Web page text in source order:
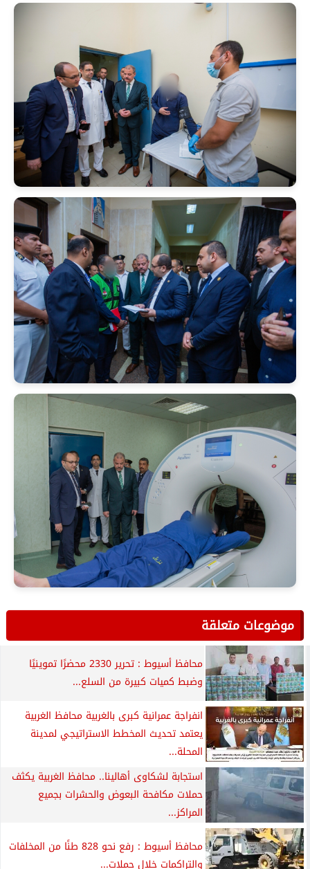
موضوعات متعلقة
محافظ أسيوط : تحرير 2330 محضرًا تموينيًا
وضبط كميات كبيرة من السلع...
انفراجة عمرانية كبرى بالغربية محافظ الغربية
يعتمد تحديث المخطط الاستراتيجي لمدينة
المحلة...
استجابة لشكاوى أهالينا.. محافظ الغربية يكثف
حملات مكافحة البعوض والحشرات بجميع
المراكز...
محافظ أسيوط : رفع نحو 828 طنًا من المخلفات
والتراكمات خلال حملات...